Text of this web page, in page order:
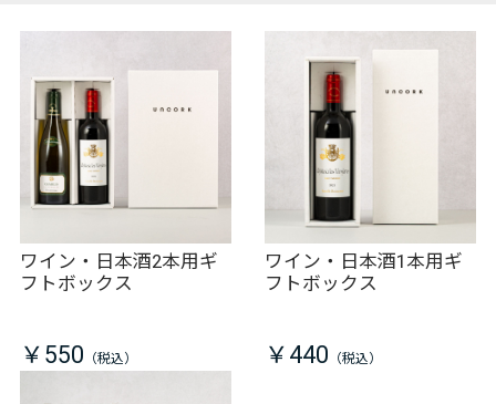
ワイン・日本酒2本用ギ
フトボックス
￥550
ワイン・日本酒1本用ギ
フトボックス
￥440